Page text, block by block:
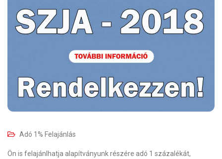
Adó 1% Felajánlás
Ön is felajánlhatja alapítványunk részére adó 1 százalékát,